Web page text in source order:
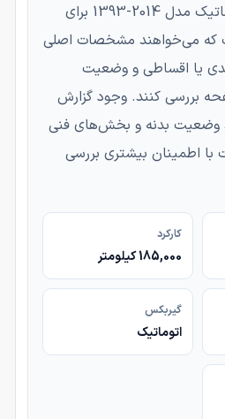
جیلی Emgrand 7 اتوماتیک مدل 2014-1393 برای
که می‌خواهند مشخصات اصلی
یا اقساطی و وضعیت
بررسی کنند. وجود گزارش
وضعیت بدنه و بخش‌های فنی
با اطمینان بیشتری بررسی
کارکرد
185,000 کیلومتر
گیربکس
اتوماتیک